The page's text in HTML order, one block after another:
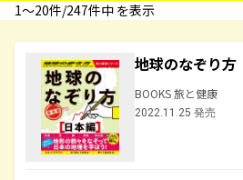
1〜20件/247件中 を表示
地球のなぞり
BOOKS 旅と健康
2022.11.25 発売